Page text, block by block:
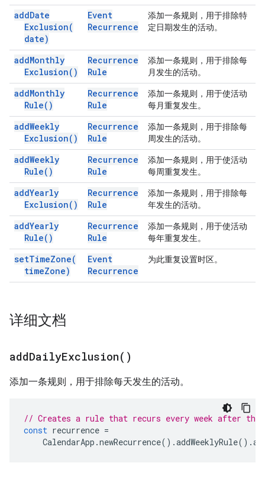
addDate
Exclusion(
date)
Event
Recurrence
添加一条规则，用于排除特
定日期发生的活动。
addMonthly
Exclusion( )
Recurrence
Rule
添加一条规则，用于排除每
月发生的活动。
addMonthly
Rule( )
Recurrence
Rule
添加一条规则，用于使活动
每月重复发生。
addWeekly
Exclusion( )
Recurrence
Rule
添加一条规则，用于排除每
周发生的活动。
addWeekly
Rule( )
Recurrence
Rule
添加一条规则，用于使活动
每周重复发生。
addYearly
Exclusion( )
Recurrence
Rule
添加一条规则，用于排除每
年发生的活动。
addYearly
Rule( )
Recurrence
Rule
添加一条规则，用于使活动
每年重复发生。
setTimeZone(
timeZone)
Event
Recurrence
为此重复设置时区。
详细文档
addDailyExclusion( )
添加一条规则，用于排除每天发生的活动。
// Creates a rule that recurs every week after
const recurrence =
CalendarApp .newRecurrence().addWeeklyRule().